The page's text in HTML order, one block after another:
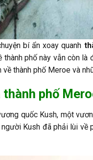
bí ẩn xoay quanh
thành phố này vẫn còn
thành phố Meroe và
phố
quốc Kush, một
Kush đã phải lùi